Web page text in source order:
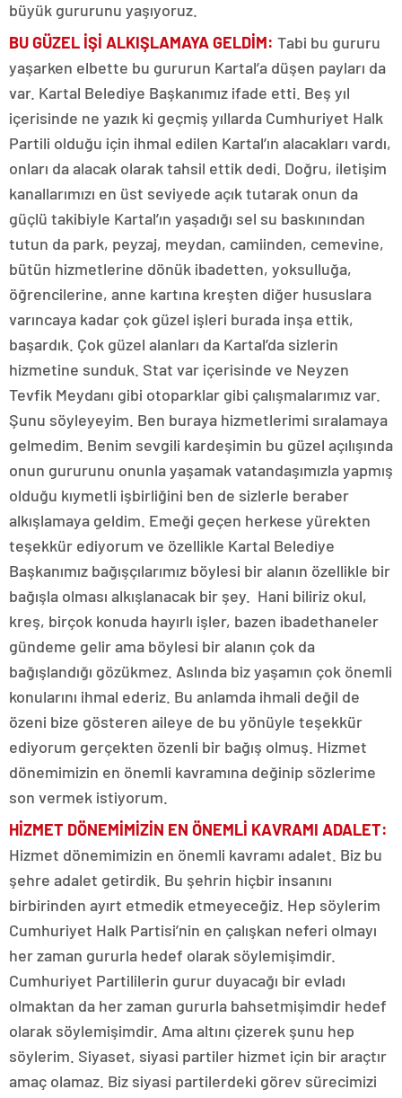
büyük gururunu yaşıyoruz.
BU GÜZEL İŞİ ALKIŞLAMAYA GELDİM: Tabi bu gururu
yaşarken elbette bu gururun Kartal’a düşen payları da
var. Kartal Belediye Başkanımız ifade etti. Beş yıl
içerisinde ne yazık ki geçmiş yıllarda Cumhuriyet Halk
Partili olduğu için ihmal edilen Kartal’ın alacakları vardı,
onları da alacak olarak tahsil ettik dedi. Doğru, iletişim
kanallarımızı en üst seviyede açık tutarak onun da
güçlü takibiyle Kartal’ın yaşadığı sel su baskınından
tutun da park, peyzaj, meydan, camiinden, cemevine,
bütün hizmetlerine dönük ibadetten, yoksulluğa,
öğrencilerine, anne kartına kreşten diğer hususlara
varıncaya kadar çok güzel işleri burada inşa ettik,
başardık. Çok güzel alanları da Kartal’da sizlerin
hizmetine sunduk. Stat var içerisinde ve Neyzen
Tevfik Meydanı gibi otoparklar gibi çalışmalarımız var.
Şunu söyleyeyim. Ben buraya hizmetlerimi sıralamaya
gelmedim. Benim sevgili kardeşimin bu güzel açılışında
onun gururunu onunla yaşamak vatandaşımızla yapmış
olduğu kıymetli işbirliğini ben de sizlerle beraber
alkışlamaya geldim. Emeği geçen herkese yürekten
teşekkür ediyorum ve özellikle Kartal Belediye
Başkanımız bağışçılarımız böylesi bir alanın özellikle bir
bağışla olması alkışlanacak bir şey. Hani biliriz okul,
kreş, birçok konuda hayırlı işler, bazen ibadethaneler
gündeme gelir ama böylesi bir alanın çok da
bağışlandığı gözükmez. Aslında biz yaşamın çok önemli
konularını ihmal ederiz. Bu anlamda ihmali değil de
özeni bize gösteren aileye de bu yönüyle teşekkür
ediyorum gerçekten özenli bir bağış olmuş. Hizmet
dönemimizin en önemli kavramına değinip sözlerime
son vermek istiyorum.
HİZMET DÖNEMİMİZİN EN ÖNEMLİ KAVRAMI ADALET:
Hizmet dönemimizin en önemli kavramı adalet. Biz bu
şehre adalet getirdik. Bu şehrin hiçbir insanını
birbirinden ayırt etmedik etmeyeceğiz. Hep söylerim
Cumhuriyet Halk Partisi’nin en çalışkan neferi olmayı
her zaman gururla hedef olarak söylemişimdir.
Cumhuriyet Partililerin gurur duyacağı bir evladı
olmaktan da her zaman gururla bahsetmişimdir hedef
olarak söylemişimdir. Ama altını çizerek şunu hep
söylerim. Siyaset, siyasi partiler hizmet için bir araçtır
amaç olamaz. Biz siyasi partilerdeki görev sürecimizi